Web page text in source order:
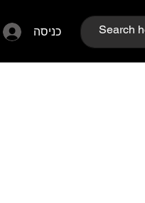
כניסה